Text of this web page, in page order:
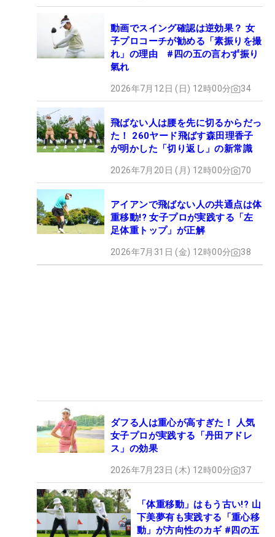
動画でスイング確認は逆効果？ 女
子プロコーチが勧める「素振りを撮
れ」の理由 #四の五の言わず振り
氣れ
2026年7月12日 (日) 12時00分 34
飛ばない人は腰を先に切るからだっ
た！ 260ヤード飛ばす森田理香子
が明かした「切り返し」の新常識
2026年7月20日 (月) 12時00分 70
アイアンで飛ばない人の共通点は体
重移動!? 女子プロが実践する「左
足体重トップ」が正解
2026年7月31日 (金) 12時00分 38
ダフる人は重心が高すぎた！ 人気
女子プロが実践する「丹田アドレ
ス」の効果
2026年7月23日 (木) 12時00分 37
「体重移動」はもう古い!? 山
下美夢有も実践する「重心移
動」が方向性のカギ #四の五